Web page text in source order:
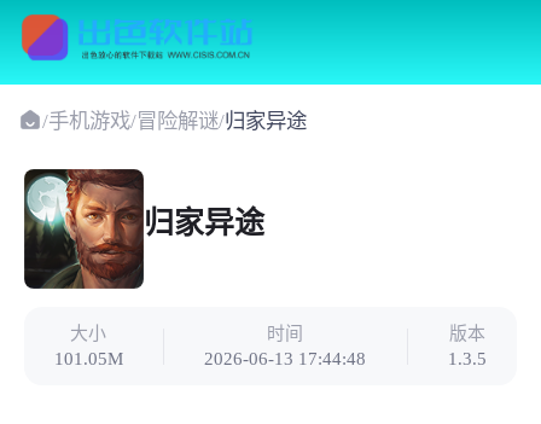
/手机游戏/冒险解谜/归家异途
归家异途
大小
101.05M
时间
2026-06-13 17:44:48
版本
1.3.5